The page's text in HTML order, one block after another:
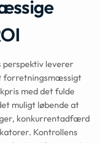
perspektiv leverer
forretningsmæssigt
med det fulde
muligt løbende at
konkurrentadfærd
Kontrollens